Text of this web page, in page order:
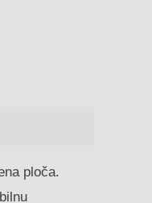
ploča.